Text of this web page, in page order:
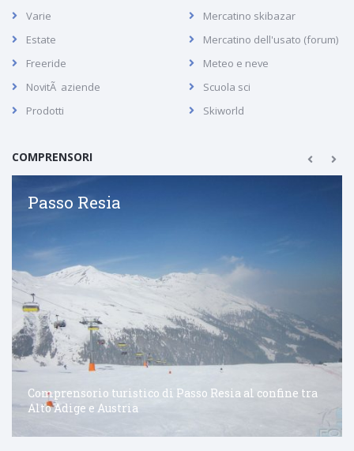
Varie
Estate
Freeride
NovitÃ aziende
Prodotti
Mercatino skibazar
Mercatino dell'usato (forum)
Meteo e neve
Scuola sci
Skiworld
COMPRENSORI
Passo Resia
Comprensorio turistico di Passo Resia al confine tra
Alto Adige e Austria